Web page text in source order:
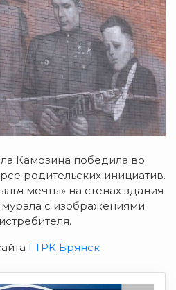
Камозина победила во
родительских инициатив.
мечты» на стенах здания
с изображениями
ГТРК Брянск